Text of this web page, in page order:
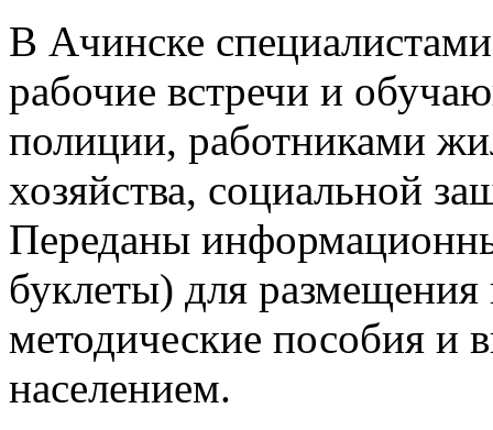
В Ачинске
рабочие встречи и
полиции, работниками
хозяйства, социальной
Переданы
буклеты) для размещения
методические пособия и
населением.